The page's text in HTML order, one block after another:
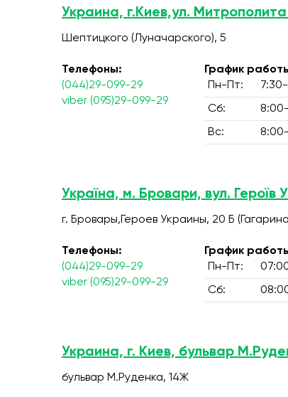
Украина, г.Киев,ул.
Шептицкого (Луначарского), 5
Телефоны:
(044)29-099-29
viber (095)29-099-29
График
Пн-Пт:
Сб:
Вс:
Україна, м. Бровари, вул. Героїв
г. Бровары,Героев Украины, 20 Б
Телефоны:
(044)29-099-29
viber (095)29-099-29
График
Пн-Пт:
Сб:
Украина, г. Киев, бульвар
бульвар М.Руденка, 14Ж